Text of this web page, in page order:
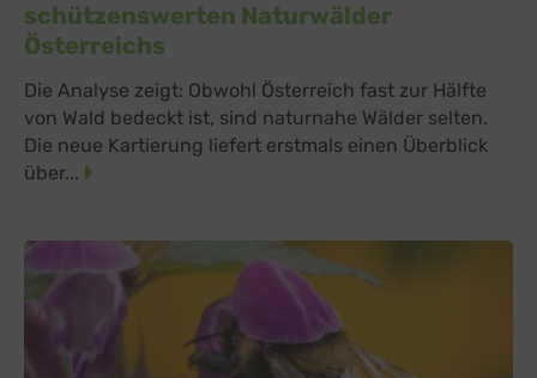
schützenswerten Naturwälder
Österreichs
Die Analyse zeigt: Obwohl Österreich fast zur Hälfte
von Wald bedeckt ist, sind naturnahe Wälder selten.
Die neue Kartierung liefert erstmals einen Überblick
über...